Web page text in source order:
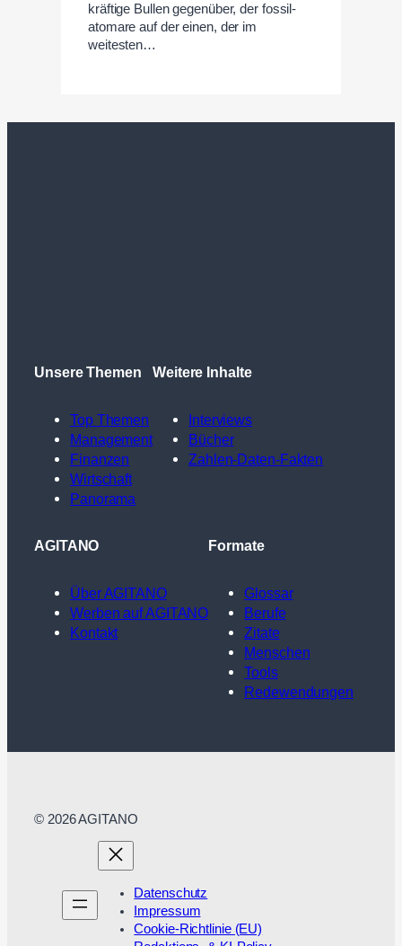
kräftige Bullen gegenüber, der fossil-
atomare auf der einen, der im
weitesten…
Unsere Themen
Top Themen
Management
Finanzen
Wirtschaft
Panorama
Weitere Inhalte
Interviews
Bücher
Zahlen-Daten-Fakten
AGITANO
Über AGITANO
Werben auf AGITANO
Kontakt
Formate
Glossar
Berufe
Zitate
Menschen
Tools
Redewendungen
© 2026 AGITANO
Datenschutz
Impressum
Cookie-Richtlinie (EU)